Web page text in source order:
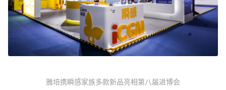
雅培携瞬感家族多款新品亮相第八届进博会